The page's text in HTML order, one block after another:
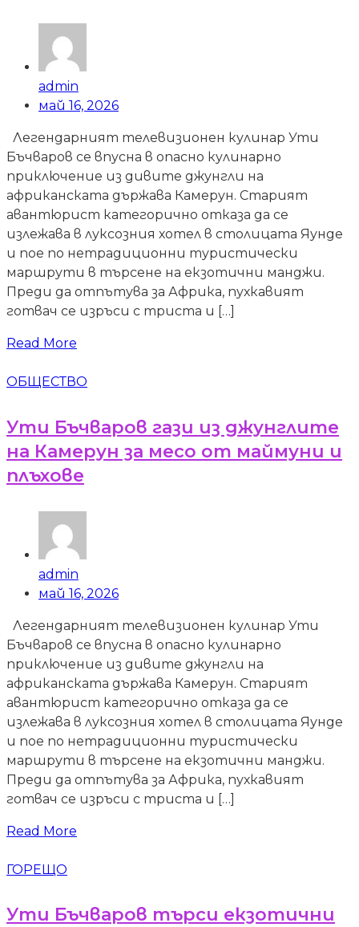
admin
май 16, 2026
Легендарният телевизионен кулинар Ути
Бъчваров се впусна в опасно кулинарно
приключение из дивите джунгли на
африканската държава Камерун. Старият
авантюрист категорично отказа да се
излежава в луксозния хотел в столицата Яунде
и пое по нетрадиционни туристически
маршрути в търсене на екзотични манджи.
Преди да отпътува за Африка, пухкавият
готвач се изръси с триста и […]
Read More
ОБЩЕСТВО
Ути Бъчваров гази из джунглите
на Камерун за месо от маймуни и
плъхове
admin
май 16, 2026
Легендарният телевизионен кулинар Ути
Бъчваров се впусна в опасно кулинарно
приключение из дивите джунгли на
африканската държава Камерун. Старият
авантюрист категорично отказа да се
излежава в луксозния хотел в столицата Яунде
и пое по нетрадиционни туристически
маршрути в търсене на екзотични манджи.
Преди да отпътува за Африка, пухкавият
готвач се изръси с триста и […]
Read More
ГОРЕЩО
Ути Бъчваров търси екзотични